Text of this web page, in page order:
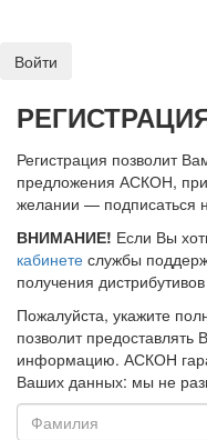
Войти
Регистрация позволит
предложения АСКОН,
желании — подписаться
ВНИМАНИЕ! Если Вы
кабинете службы
получения
Пожалуйста, укажите
позволит
информацию. АСКОН
Ваших данных: мы не